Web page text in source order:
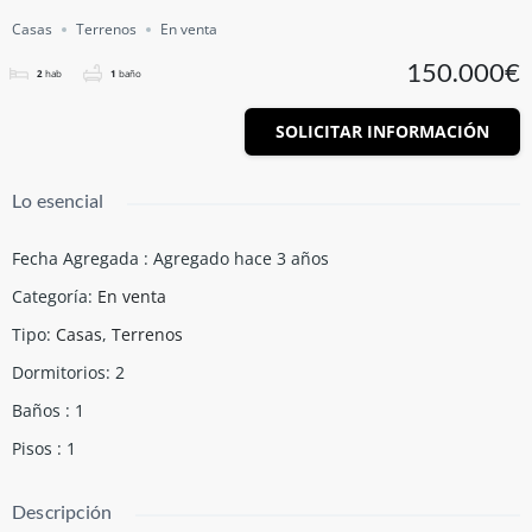
Casas Terrenos En venta
2 hab 1 baño 150.000€
SOLICITAR INFORMACIÓN
Lo esencial
Fecha Agregada : Agregado hace 3 años
Categoría: En venta
Tipo: Casas, Terrenos
Dormitorios: 2
Baños : 1
Pisos : 1
Descripción